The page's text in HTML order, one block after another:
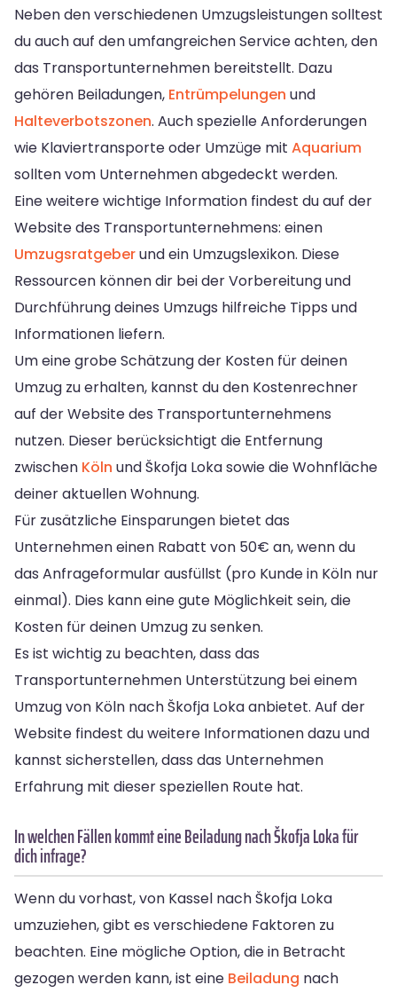
Neben den verschiedenen Umzugsleistungen solltest
du auch auf den umfangreichen Service achten, den
das Transportunternehmen bereitstellt. Dazu
gehören Beiladungen, Entrümpelungen und
Halteverbotszonen. Auch spezielle Anforderungen
wie Klaviertransporte oder Umzüge mit Aquarium
sollten vom Unternehmen abgedeckt werden.
Eine weitere wichtige Information findest du auf der
Website des Transportunternehmens: einen
Umzugsratgeberund ein Umzugslexikon. Diese
Ressourcen können dir bei der Vorbereitung und
Durchführung deines Umzugs hilfreiche Tipps und
Informationen liefern.
Um eine grobe Schätzung der Kosten für deinen
Umzug zu erhalten, kannst du den Kostenrechner
auf der Website des Transportunternehmens
nutzen. Dieser berücksichtigt die Entfernung
zwischen Köln und Škofja Loka sowie die Wohnfläche
deiner aktuellen Wohnung.
Für zusätzliche Einsparungen bietet das
Unternehmen einen Rabatt von 50€ an, wenn du
das Anfrageformular ausfüllst (pro Kunde in Köln nur
einmal). Dies kann eine gute Möglichkeit sein, die
Kosten für deinen Umzug zu senken.
Es ist wichtig zu beachten, dass das
Transportunternehmen Unterstützung bei einem
Umzug von Köln nach Škofja Loka anbietet. Auf der
Website findest du weitere Informationen dazu und
kannst sicherstellen, dass das Unternehmen
Erfahrung mit dieser speziellen Route hat.
In welchen Fällen kommt eine Beiladung nach Škofja Loka für
dich infrage?
Wenn du vorhast, von Kassel nach Škofja Loka
umzuziehen, gibt es verschiedene Faktoren zu
beachten. Eine mögliche Option, die in Betracht
gezogen werden kann, ist eine Beiladung nach